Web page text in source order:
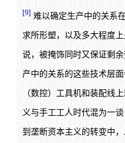
[9]难以确定生产中的关系
求所形塑，以及多大程度
说，被掩饰同时又保证剩
产中的关系的这些技术层
（数控）工具机和装配线
义与手工工人时代混为一
到垄断资本主义的转变中